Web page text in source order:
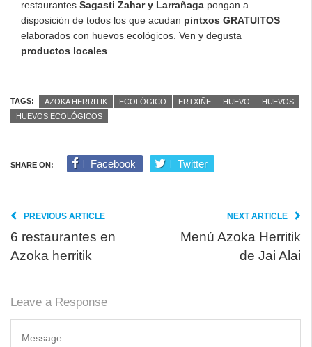
restaurantes Sagasti Zahar y Larrañaga pongan a
disposición de todos los que acudan pintxos GRATUITOS
elaborados con huevos ecológicos. Ven y degusta
productos locales
TAGS: AZOKA HERRITIK ECOLÓGICO ERTXIÑE HUEVO
HUEVOS
HUEVOS ECOLÓGICOS
SHARE ON: Facebook Twitter
PREVIOUS ARTICLE
6 restaurantes en
Azoka herritik
NEXT ARTICLE
Menú Azoka Herritik
de Jai Alai
Leave a Response